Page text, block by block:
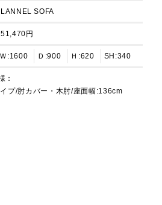
SOFA
円
Ｗ:1600 Ｄ:900 Ｈ:620 SH:340
：
プ/肘カバー・木肘/座面幅:136cm